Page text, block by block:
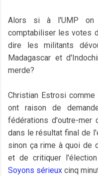
Alors si à l'UMP on
comptabiliser les votes
dire les militants
Madagascar et
merde?
Christian Estrosi
ont raison de
fédérations d'outre-mer
dans le résultat final de
sinon ça rime à quoi de
et de critiquer
Soyons sérieux cinq